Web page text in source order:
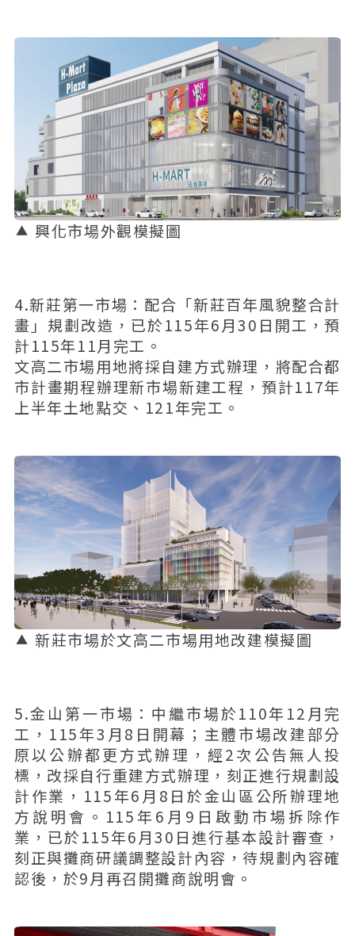
興化市場外觀模擬圖
4.新莊第一市場：配合「新莊百年風貌整合計
畫」規劃改造，已於115年6月30日開工，預
計115年11月完工。
文高二市場用地將採自建方式辦理，將配合都
市計畫期程辦理新市場新建工程，預計117年
上半年土地點交、121年完工。
新莊市場於文高二市場用地改建模擬圖
5.金山第一市場：中繼市場於110年12月完
工，115年3月8日開幕；主體市場改建部分
原以公辦都更方式辦理，經2次公告無人投
標，改採自行重建方式辦理，刻正進行規劃設
計作業，115年6月8日於金山區公所辦理地
方說明會。115年6月9日啟動市場拆除作
業，已於115年6月30日進行基本設計審查，
刻正與攤商研議調整設計內容，待規劃內容確
認後，於9月再召開攤商說明會。